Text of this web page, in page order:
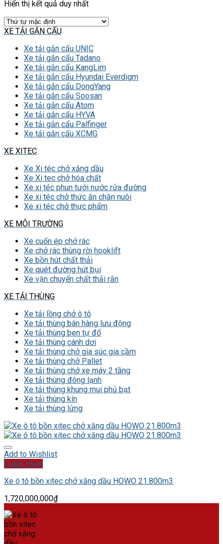
Hiển thị kết quả duy nhất
XE TẢI GẮN CẨU
Xe tải gắn cẩu UNIC
Xe tải gắn cẩu Tadano
Xe tải gắn cẩu KangLim
Xe tải gắn cẩu Hyundai Everdigm
Xe tải gắn cẩu DongYang
Xe tải gắn cẩu Soosan
Xe tải gắn cẩu Atom
Xe tải gắn cẩu HYVA
Xe tải gắn cẩu Palfinger
Xe tải gắn cẩu XCMG
XE XITEC
Xe Xi téc chở xăng dầu
Xe Xi tec chở hóa chất
Xe xi téc phun tưới nước rửa đường
Xe xi téc chở thức ăn chăn nuôi
Xe xi téc chở thực phẩm
XE MÔI TRƯỜNG
Xe cuốn ép chở rác
Xe chở rác thùng rời hooklift
Xe bồn hút chất thải
Xe quét đường hút bụi
Xe vận chuyển chất thải rắn
XE TẢI THÙNG
Xe tải lồng chở ô tô
Xe tải thùng bán hàng lưu động
Xe tải thùng ben tự đổ
Xe tải thùng cánh dơi
Xe tải thùng chở gia súc gia cầm
Xe tải thùng chở Pallet
Xe tải thùng chở xe máy 2 tầng
Xe tải thùng đông lạnh
Xe tải thùng khung mui phủ bạt
Xe tải thùng kín
Xe tải thùng lửng
Add to Wishlist
Quick View
Xe ô tô bồn xitec chở xăng dầu HOWO 21.800m3
1,720,000,000₫